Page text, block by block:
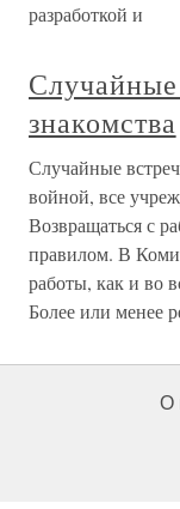
разработкой и
знакомства
Случайные
войной, все
Возвращаться с
правилом. В
работы, как и во
Более или менее
О